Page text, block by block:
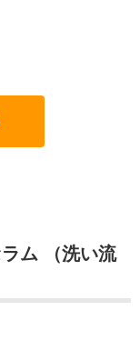
ム （洗い流